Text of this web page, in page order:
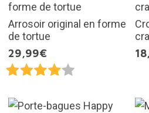
Arrosoir original en forme
de tortue
29,99€